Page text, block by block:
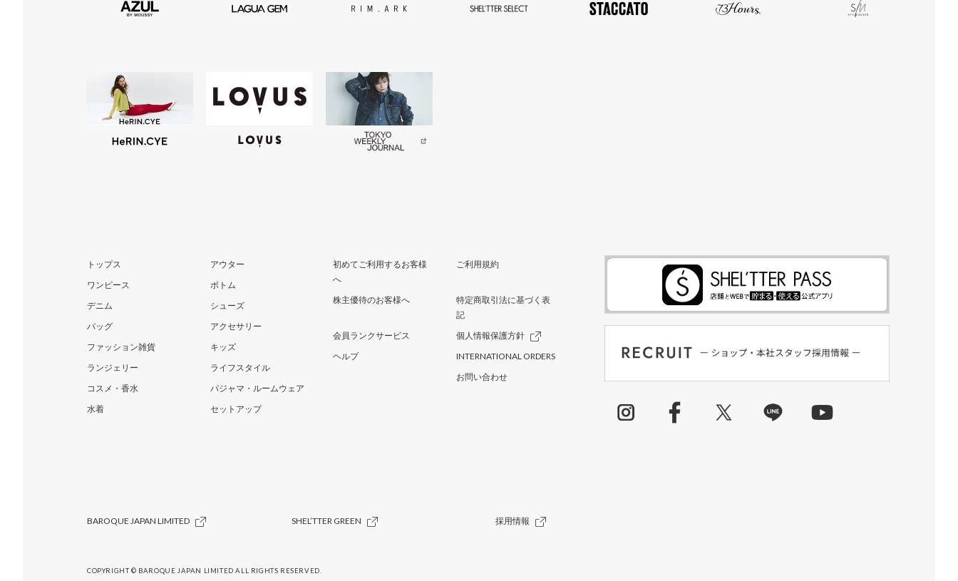
トップス
アウター
ワンピース
ボトム
デニム
シューズ
バッグ
アクセサリー
ファッション雑貨
キッズ
ランジェリー
ライフスタイル
コスメ・香水
パジャマ・ルームウェア
水着
セットアップ
初めてご利用するお客様
へ
ご利用規約
株主優待のお客様へ
特定商取引法に基づく表
記
会員ランクサービス
個人情報保護方針
ヘルプ
INTERNATIONAL ORDERS
お問い合わせ
BAROQUE JAPAN LIMITED SHEL’TTER GREEN 採用情報
COPYRIGHT © BAROQUE JAPAN LIMITED ALL RIGHTS RESERVED.